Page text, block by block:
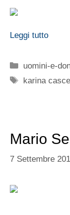
Leggi tutto
Categorie
uomini-e-
Tag
karina
Mario
7 Settembre